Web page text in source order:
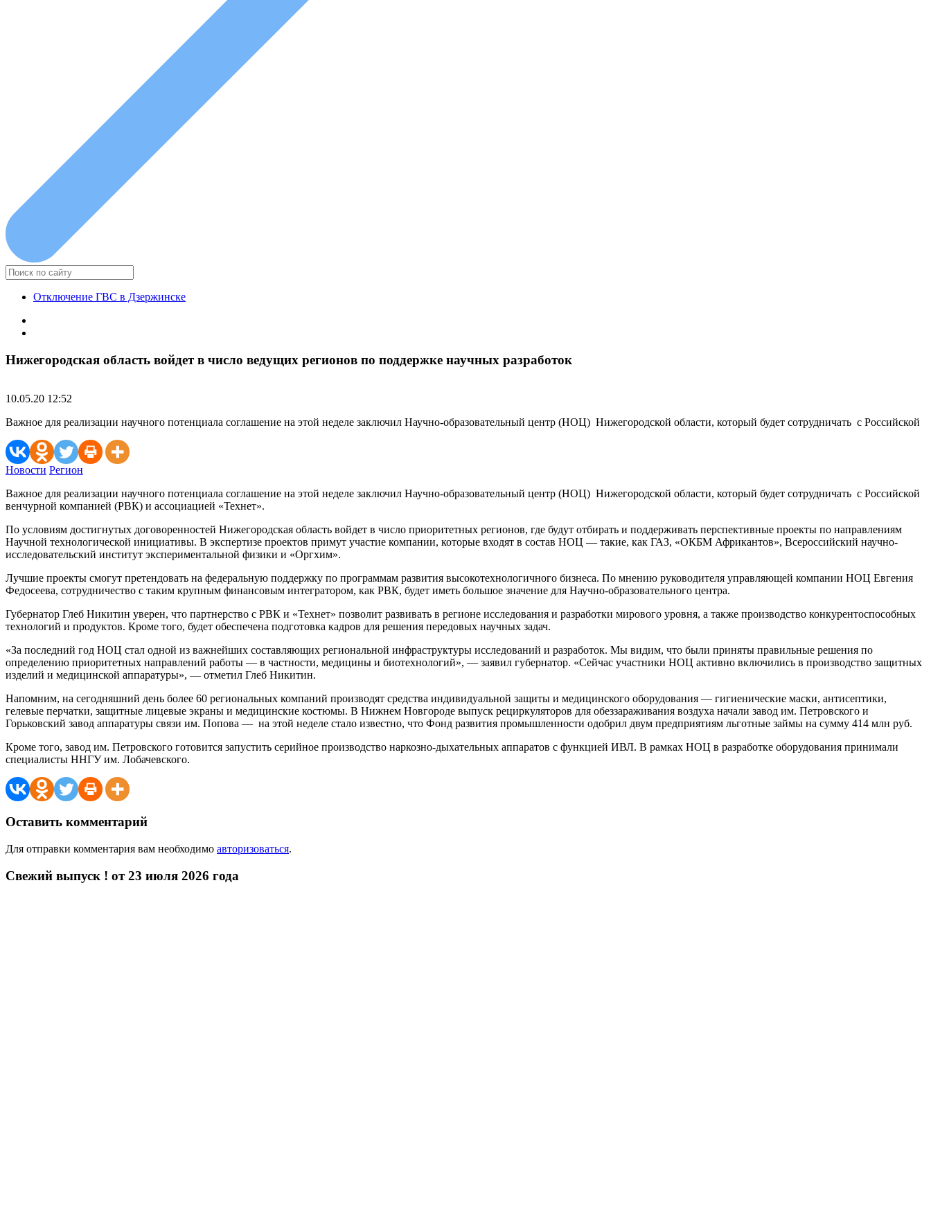
Отключение ГВС в Дзержинске
Нижегородская область войдет в число ведущих регионов по поддержке научных разработок
10.05.20 12:52
Важное для реализации научного потенциала соглашение на этой неделе заключил Научно-образовательный центр (НОЦ) Нижегородской области, который будет сотрудничать с Российской
Новости Регион
Важное для реализации научного потенциала соглашение на этой неделе заключил Научно-образовательный центр (НОЦ) Нижегородской области, который будет сотрудничать с Российской
венчурной компанией (РВК) и ассоциацией «Технет».
По условиям достигнутых договоренностей Нижегородская область войдет в число приоритетных регионов, где будут отбирать и поддерживать перспективные проекты по направлениям
Научной технологической инициативы. В экспертизе проектов примут участие компании, которые входят в состав НОЦ — такие, как ГАЗ, «ОКБМ Африкантов», Всероссийский научно-
исследовательский институт экспериментальной физики и «Оргхим».
Лучшие проекты смогут претендовать на федеральную поддержку по программам развития высокотехнологичного бизнеса. По мнению руководителя управляющей компании НОЦ Евгения
Федосеева, сотрудничество с таким крупным финансовым интегратором, как РВК, будет иметь большое значение для Научно-образовательного центра.
Губернатор Глеб Никитин уверен, что партнерство с РВК и «Технет» позволит развивать в регионе исследования и разработки мирового уровня, а также производство конкурентоспособных
технологий и продуктов. Кроме того, будет обеспечена подготовка кадров для решения передовых научных задач.
«За последний год НОЦ стал одной из важнейших составляющих региональной инфраструктуры исследований и разработок. Мы видим, что были приняты правильные решения по
определению приоритетных направлений работы — в частности, медицины и биотехнологий», — заявил губернатор. «Сейчас участники НОЦ активно включились в производство защитных
изделий и медицинской аппаратуры», — отметил Глеб Никитин.
Напомним, на сегодняшний день более 60 региональных компаний производят средства индивидуальной защиты и медицинского оборудования — гигиенические маски, антисептики,
гелевые перчатки, защитные лицевые экраны и медицинские костюмы. В Нижнем Новгороде выпуск рециркуляторов для обеззараживания воздуха начали завод им. Петровского и
Горьковский завод аппаратуры связи им. Попова — на этой неделе стало известно, что Фонд развития промышленности одобрил двум предприятиям льготные займы на сумму 414 млн руб.
Кроме того, завод им. Петровского готовится запустить серийное производство наркозно-дыхательных аппаратов с функцией ИВЛ. В рамках НОЦ в разработке оборудования принимали
специалисты ННГУ им. Лобачевского.
Оставить комментарий
Для отправки комментария вам необходимо авторизоваться.
Свежий выпуск ! от 23 июля 2026 года